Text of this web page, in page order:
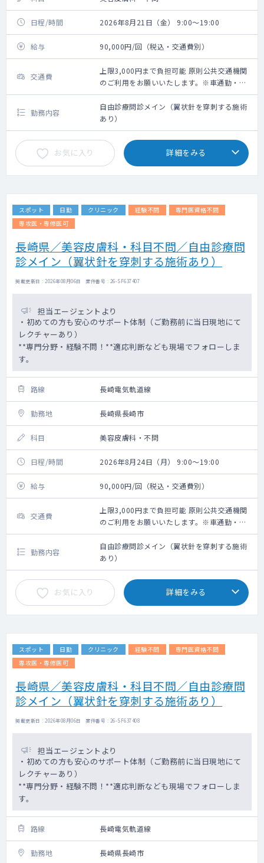
日程/時間 2026年8月21日（金） 9:00～19:00
給与 90,000円/回（税込・交通費別）
交通費
上限3,000円まで負担可能 原則公共交通機関
のご利用をお願いいたします。※車通勤・タ
クシー利用要相談
勤務内容
自由診療問診メイン（翼状針を穿刺する施術
あり）
お気に入り 詳細をみる
スポット 日勤 クリニック 経験不問
専門医資格不問
専攻医・専修医可
長崎県／美容皮膚科・科目不問／自由診療問
診メイン（翼状針を穿刺する施術あり）
掲載更新日 : 2026年08月06日 案件番号 : 26-SF637407
担当エージェントより
・初めての方も安心のサポート体制（ご勤務前に当日現地にて
レクチャーあり）
**専門分野・経験不問！**適応判断なども現場でフォローしま
す。
路線 長崎電気軌道線
勤務地 長崎県長崎市
科目 美容皮膚科・不問
日程/時間 2026年8月24日（月） 9:00～19:00
給与 90,000円/回（税込・交通費別）
交通費
上限3,000円まで負担可能 原則公共交通機関
のご利用をお願いいたします。※車通勤・タ
クシー利用要相談
勤務内容
自由診療問診メイン（翼状針を穿刺する施術
あり）
お気に入り 詳細をみる
スポット 日勤 クリニック 経験不問
専門医資格不問
専攻医・専修医可
長崎県／美容皮膚科・科目不問／自由診療問
診メイン（翼状針を穿刺する施術あり）
掲載更新日 : 2026年08月06日 案件番号 : 26-SF637408
担当エージェントより
・初めての方も安心のサポート体制（ご勤務前に当日現地にて
レクチャーあり）
**専門分野・経験不問！**適応判断なども現場でフォローしま
す。
路線 長崎電気軌道線
勤務地 長崎県長崎市